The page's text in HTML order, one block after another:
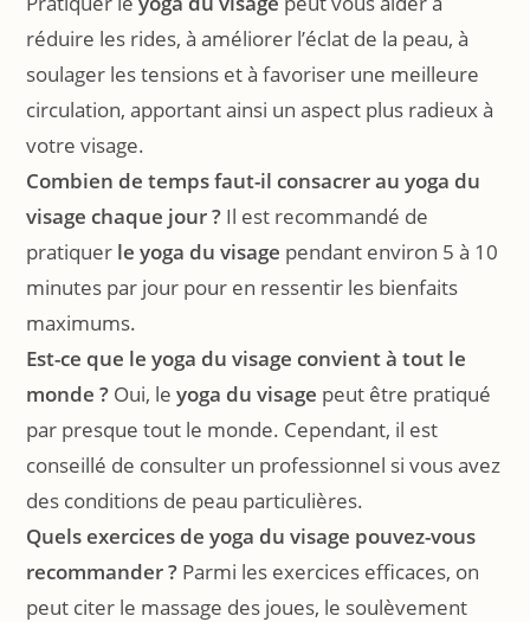
réduire les rides, à améliorer l’éclat de la peau, à
soulager les tensions et à favoriser une meilleure
circulation, apportant ainsi un aspect plus radieux à
votre visage.
Combien de temps faut-il consacrer au yoga du
visage chaque jour ? Il est recommandé de
pratiquer le yoga du visage pendant environ 5 à 10
minutes par jour pour en ressentir les bienfaits
maximums.
Est-ce que le yoga du visage convient à tout le
monde ? Oui, leyoga du visage peut être pratiqué
par presque tout le monde. Cependant, il est
conseillé de consulter un professionnel si vous avez
des conditions de peau particulières.
Quels exercices de yoga du visage pouvez-vous
recommander ? Parmi les exercices efficaces, on
peut citer le massage des joues, le soulèvement